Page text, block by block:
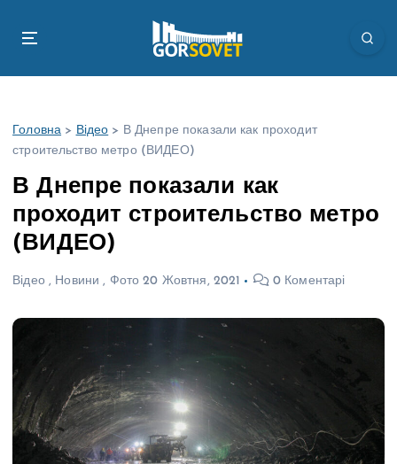
Головна > Відео > В Днепре показали как проходит
строительство метро (ВИДЕО)
В Днепре показали как
проходит строительство метро
(ВИДЕО)
Відео, Новини , Фото 20 Жовтня, 2021 0 Коментарі